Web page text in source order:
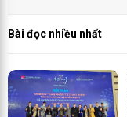
Bài đọc nhiều nhất